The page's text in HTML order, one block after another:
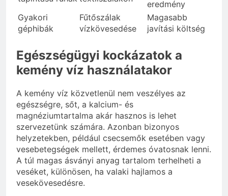
eredmény
Gyakori
géphibák
Fűtőszálak
vízkövesedése
Magasabb
javítási költség
Egészségügyi kockázatok a
kemény víz használatakor
A kemény víz közvetlenül nem veszélyes az
egészségre, sőt, a kalcium- és
magnéziumtartalma akár hasznos is lehet
szervezetünk számára. Azonban bizonyos
helyzetekben, például csecsemők esetében vagy
vesebetegségek mellett, érdemes óvatosnak lenni.
A túl magas ásványi anyag tartalom terhelheti a
veséket, különösen, ha valaki hajlamos a
vesekövesedésre.